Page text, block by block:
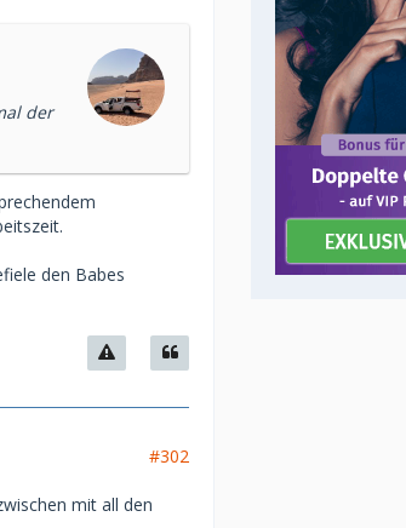
der
den Babes
#302
mit all den